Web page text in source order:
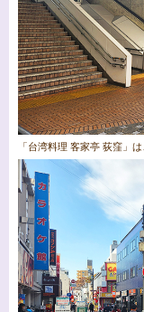
「台湾料理 客家亭 荻窪」